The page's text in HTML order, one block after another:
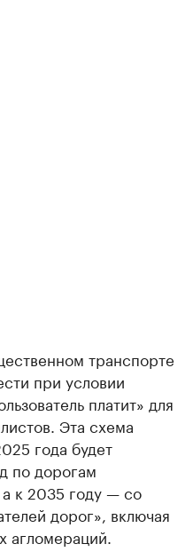
транспорте
при условии
платит» для
Эта схема
года будет
по дорогам
а к 2035 году — со
дорог», включая
агломераций.